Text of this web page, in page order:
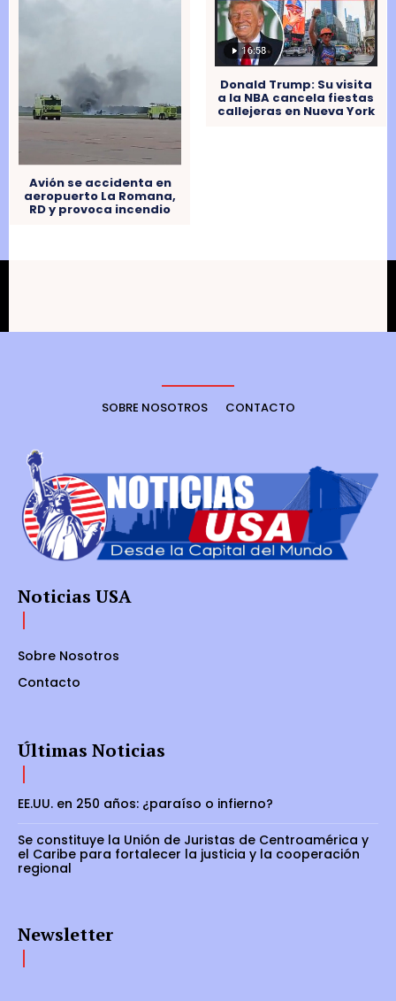
Avión se accidenta en
aeropuerto La Romana,
RD y provoca incendio
Donald Trump: Su visita
a la NBA cancela fiestas
callejeras en Nueva York
SOBRE NOSOTROS CONTACTO
Noticias USA
Sobre Nosotros
Contacto
Últimas Noticias
EE.UU. en 250 años: ¿paraíso o infierno?
Se constituye la Unión de Juristas de Centroamérica y
el Caribe para fortalecer la justicia y la cooperación
regional
Newsletter